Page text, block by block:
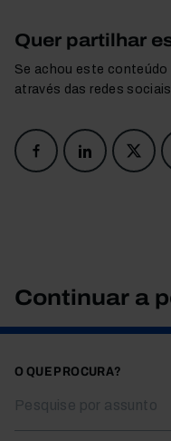
Quer partilhar
Se achou este
através das redes
Continuar a
O QUE PROCURA?